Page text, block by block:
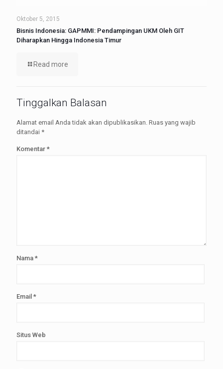
Oktober 5, 2015
Bisnis Indonesia: GAPMMI: Pendampingan UKM Oleh GIT
Diharapkan Hingga Indonesia Timur
Read more
Tinggalkan Balasan
Alamat email Anda tidak akan dipublikasikan. Ruas yang wajib
ditandai *
Komentar *
Nama *
Email *
Situs Web